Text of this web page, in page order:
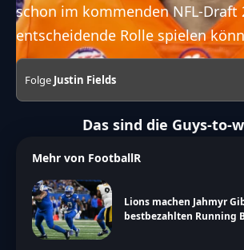
schon im kommenden NFL-Draft
entscheidende Rolle spielen
Folge Justin Fields
Das sind die Guys-to-
Mehr von FootballR
Lions machen Jahmyr
bestbezahlten Running